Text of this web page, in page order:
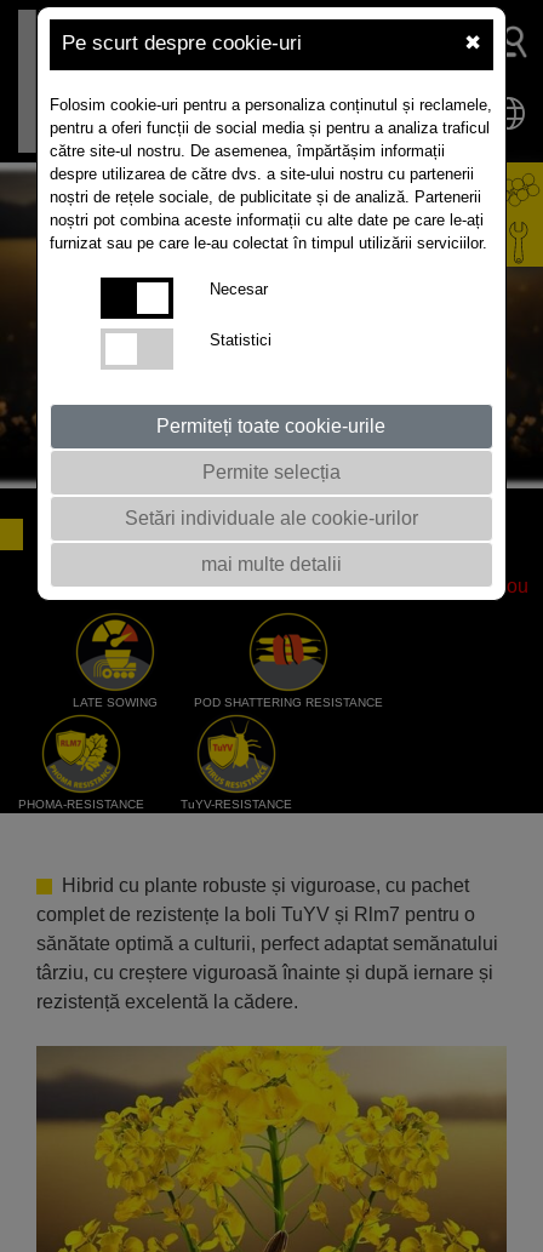
Pe scurt despre cookie-uri ✖
Folosim cookie-uri pentru a personaliza conținutul și reclamele,
pentru a oferi funcții de social media și pentru a analiza traficul
către site-ul nostru. De asemenea, împărtășim informații
despre utilizarea de către dvs. a site-ului nostru cu partenerii
noștri de rețele sociale, de publicitate și de analiză. Partenerii
noștri pot combina aceste informații cu alte date pe care le-ați
furnizat sau pe care le-au colectat în timpul utilizării serviciilor.
Necesar
Statistici
Permiteți toate cookie-urile
Permite selecția
Setări individuale ale cookie-urilor
mai multe detalii
ROYCEROYCE - ADEVARATUL
POTENTIAL AL CULTURILOR DE PRIMAVARA
Nou
LATE SOWING POD SHATTERING RESISTANCE
PHOMA-RESISTANCE TuYV-RESISTANCE
Hibrid cu plante robuste și viguroase, cu pachet
complet de rezistențe la boli TuYV și Rlm7 pentru o
sănătate optimă a culturii, perfect adaptat semănatului
târziu, cu creștere viguroasă înainte și după iernare și
rezistență excelentă la cădere.